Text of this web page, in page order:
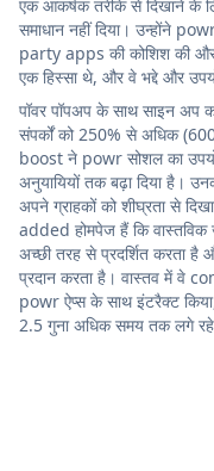
एक आकर्षक तरीके से दिखाने के
समाधान नहीं दिया। उन्होंने
party apps की कोशिश की और
एक हिस्सा थे, और वे भद्दे और
पॉवर पॉपअप के साथ साइन
संपर्कों को 250% से अधिक
boost ने powr सोशल का
अनुयायियों तक बढ़ा दिया है।
अपने ग्राहकों को शीघ्रता से
added होमपेज हैं कि वास्तविक
अच्छी तरह से प्रदर्शित करता
प्रदान करता है। वास्तव में वे
powr ऐप्स के साथ इंटरैक्ट
2.5 गुना अधिक समय तक लगे